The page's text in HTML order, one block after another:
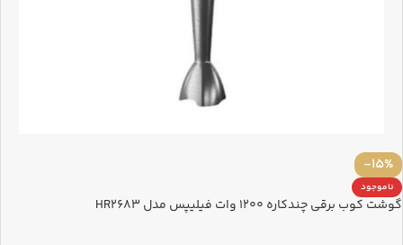
-15%
ناموجود
گوشت کوب برقی چندکاره 1200 وات فیلیپس مدل HR2683